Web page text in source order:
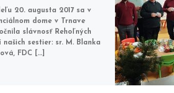
20. augusta 2017 sa v
dome v Trnave
slávnosť Rehoľných
našich sestier: sr. M. Blanka
FDC […]